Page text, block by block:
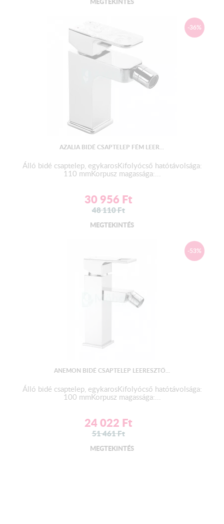
-36%
AZALIA BIDÉ CSAPTELEP FÉM LEER...
Álló bidé csaptelep, egykarosKifolyócső hatótávolsága:
110 mmKorpusz magassága:...
30 956 Ft
48 110Ft
MEGTEKINTÉS
-53%
ANEMON BIDÉ CSAPTELEP LEERESZTŐ...
Álló bidé csaptelep, egykarosKifolyócső hatótávolsága:
100 mmKorpusz magassága:...
24 022 Ft
51 461Ft
MEGTEKINTÉS